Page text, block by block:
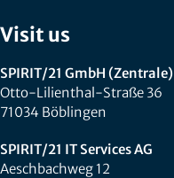
Visit us
SPIRIT/21 GmbH (Zentrale)
Otto-Lilienthal-Straße 36
71034 Böblingen
SPIRIT/21 IT Services AG
Aeschbachweg 12